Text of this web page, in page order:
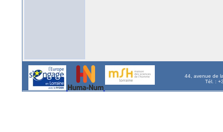
44, avenue de
Tél. :